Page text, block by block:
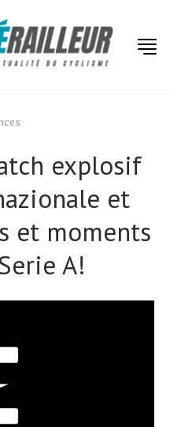
explosif
et
et moments
A!